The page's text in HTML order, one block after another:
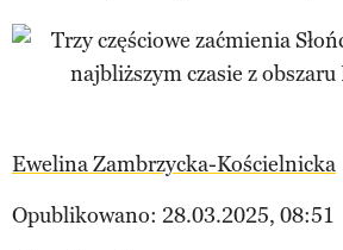
Ewelina Zambrzycka-Kościelnicka
Opublikowano: 28.03.2025, 08:51